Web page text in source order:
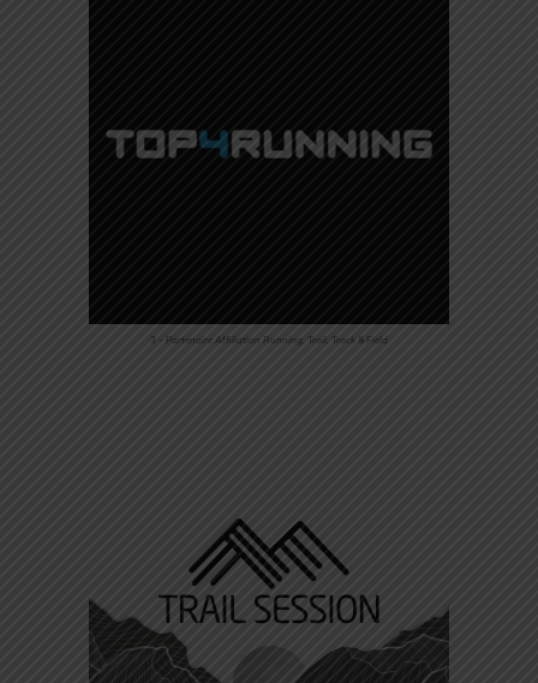
3 – Partenaire Affiliation Running, Trail, Track & Field